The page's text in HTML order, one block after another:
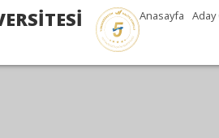
Anasayfa Aday